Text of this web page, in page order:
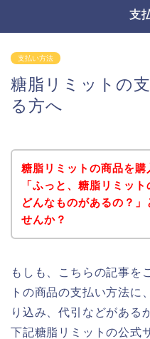
支
支払い方法
糖脂リミットの
る方へ
糖脂リミットの商品を購
「ふっと、糖脂リミッ
どんなものがあるの？」
せんか？
もしも、こちらの記事を
トの商品の支払い方法に
り込み、代引などがある
下記糖脂リミットの公式